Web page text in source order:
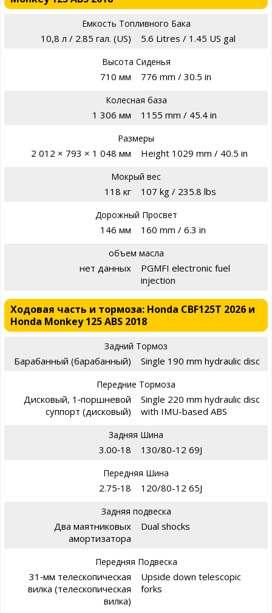
Емкость Топливного Бака
10,8 л / 2.85 гал. (US) 5.6 Litres / 1.45 US gal
Высота Сиденья
710 мм 776 mm / 30.5 in
Колесная база
1 306 мм 1155 mm / 45.4 in
Размеры
2 012 × 793 × 1 048 мм Height 1029 mm / 40.5 in
Мокрый вес
118 кг 107 kg / 235.8 lbs
Дорожный Просвет
146 мм 160 mm / 6.3 in
объем масла
нет данных
PGMFI electronic fuel
injection
Ходовая часть и тормоза: Honda CBF125T 2026 и
Honda Monkey 125 ABS 2018
Задний Тормоз
Барабанный (барабанный) Single 190 mm hydraulic disc
Передние Тормоза
Дисковый, 1‑поршневой
суппорт (дисковый)
Single 220 mm hydraulic disc
with IMU-based ABS
Задняя Шина
3.00‑18 130/80-12 69J
Передняя Шина
2.75‑18 120/80-12 65J
Задняя подвеска
Два маятниковых
амортизатора
Dual shocks
Передняя Подвеска
31‑мм телескопическая
вилка (телескопическая
вилка)
Upside down telescopic
forks